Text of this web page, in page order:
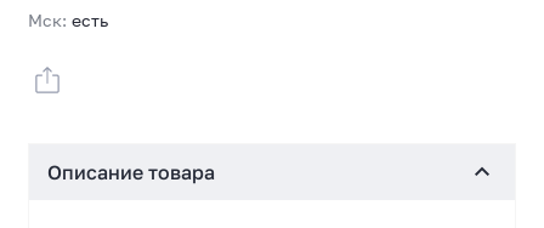
Мск:есть
Описание товара